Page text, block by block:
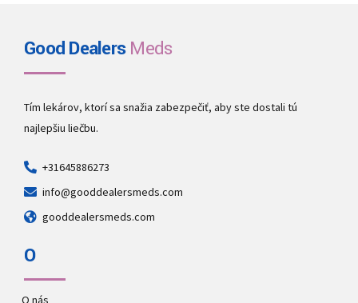
Good DealersMeds
Tím lekárov, ktorí sa snažia zabezpečiť, aby ste dostali tú
najlepšiu liečbu.
+31645886273
info@gooddealersmeds.com
gooddealersmeds.com
O
O nás